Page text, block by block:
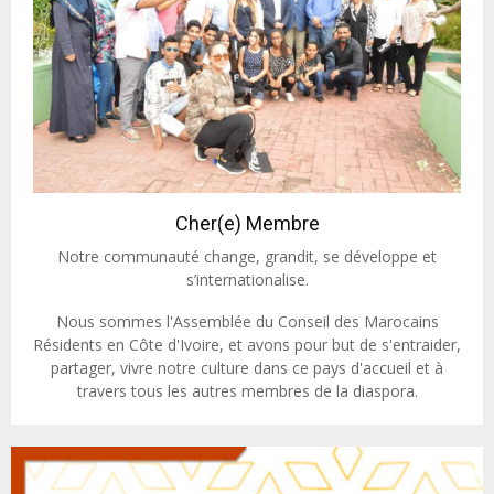
Cher(e) Membre
Notre communauté change, grandit, se développe et
s’internationalise.
Nous sommes l'Assemblée du Conseil des Marocains
Résidents en Côte d'Ivoire, et avons pour but de s'entraider,
partager, vivre notre culture dans ce pays d'accueil et à
travers tous les autres membres de la diaspora.